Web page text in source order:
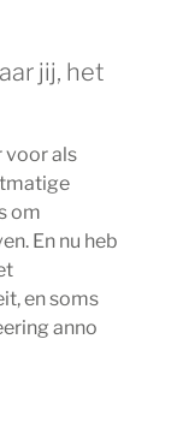
jij, het
voor als
om
En nu heb
en soms
anno